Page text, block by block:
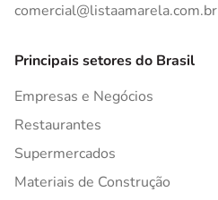
comercial@listaamarela.com.br
Principais setores do Brasil
Empresas e Negócios
Restaurantes
Supermercados
Materiais de Construção